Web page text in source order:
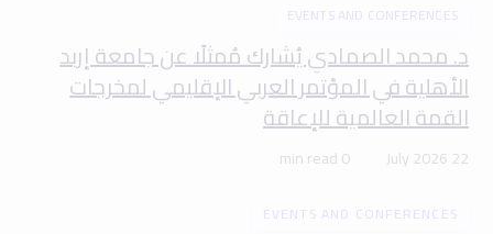
EVENTS AND CONFERENCES
د. محمد الصمادي يُشارك مُمثلًا عن جامعة إربد
الأهلية في المؤتمر العربي الإقليمي لمخرجات
القمة العالمية للإعاقة
22 July 2026
0 min read
EVENTS AND CONFERENCES